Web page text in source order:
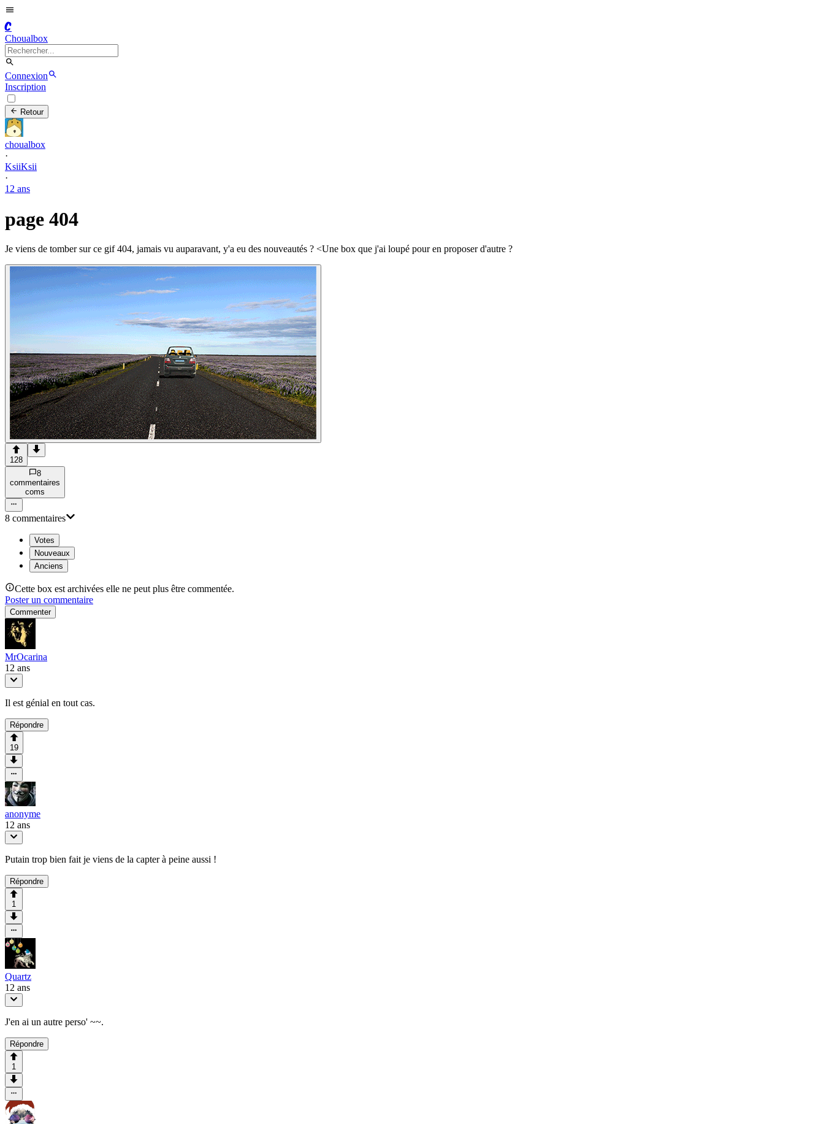
C
Choualbox
Connexion
Inscription
Retour
choualbox
·
KsiiKsii
·
12 ans
page 404
Je viens de tomber sur ce gif 404, jamais vu auparavant, y'a eu des nouveautés ? <Une box que j'ai loupé pour en proposer d'autre ?
128
8
commentaires
coms
8 commentaires
Votes
Nouveaux
Anciens
Cette box est archivées elle ne peut plus être commentée.
Poster un commentaire
Commenter
MrOcarina
12 ans
Il est génial en tout cas.
Répondre
19
anonyme
12 ans
Putain trop bien fait je viens de la capter à peine aussi !
Répondre
1
Quartz
12 ans
J'en ai un autre perso' ~~.
Répondre
1